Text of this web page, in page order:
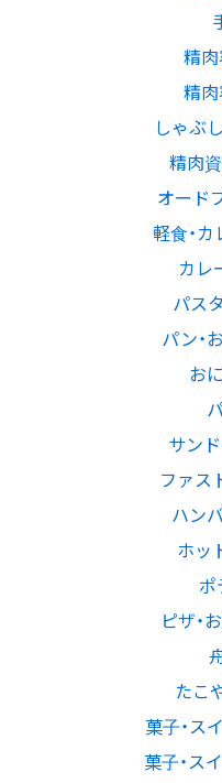
精肉
精肉
しゃぶ
精肉資
オード
軽食・カ
カレ
パス
パン・
お
サンド
ファス
ハン
ホッ
ポ
ピザ・
たこ
菓子・ス
菓子・ス